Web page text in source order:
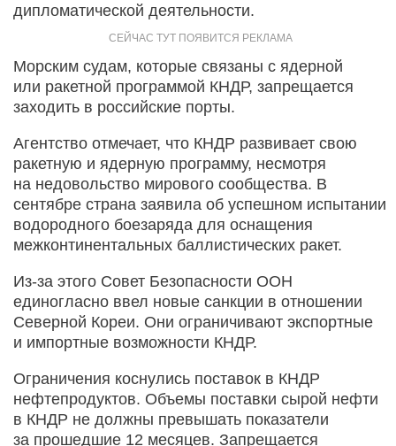
дипломатической деятельности.
Морским судам, которые связаны с ядерной
или ракетной программой КНДР, запрещается
заходить в российские порты.
Агентство отмечает, что КНДР развивает свою
ракетную и ядерную программу, несмотря
на недовольство мирового сообщества. В
сентябре страна заявила об успешном испытании
водородного боезаряда для оснащения
межконтинентальных баллистических ракет.
Из-за этого Совет Безопасности ООН
единогласно ввел новые санкции в отношении
Северной Кореи. Они ограничивают экспортные
и импортные возможности КНДР.
Ограничения коснулись поставок в КНДР
нефтепродуктов. Объемы поставки сырой нефти
в КНДР не должны превышать показатели
за прошедшие 12 месяцев. Запрещается